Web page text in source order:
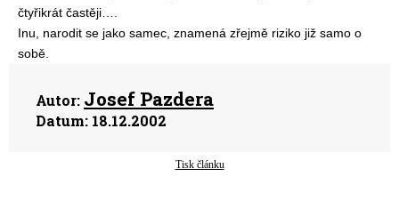
čtyřikrát častěji….
Inu, narodit se jako samec, znamená zřejmě riziko již samo o
sobě.
Autor: Josef Pazdera
Datum: 18.12.2002
Tisk článku